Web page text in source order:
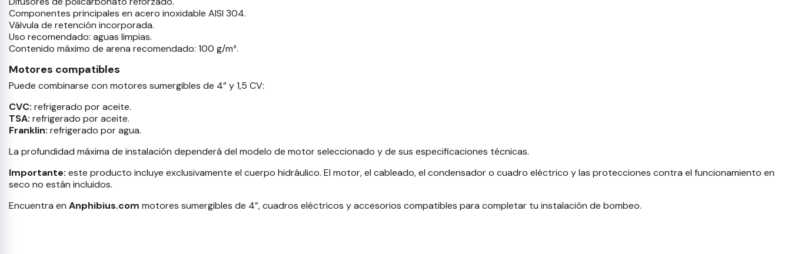
Componentes principales en acero inoxidable AISI 304.
Válvula de retención incorporada.
Uso recomendado: aguas limpias.
Contenido máximo de arena recomendado: 100 g/m³.
Motores compatibles
Puede combinarse con motores sumergibles de 4” y 1,5 CV:
CVC: refrigerado por aceite.
TSA: refrigerado por aceite.
Franklin: refrigerado por agua.
La profundidad máxima de instalación dependerá del modelo de motor seleccionado y de sus especificaciones técnicas.
Importante: este producto incluye exclusivamente el cuerpo hidráulico. El motor, el cableado, el condensador o cuadro eléctrico y las protecciones contra el funcionamiento en
seco no están incluidos.
Encuentra en Anphibius.com motores sumergibles de 4”, cuadros eléctricos y accesorios compatibles para completar tu instalación de bombeo.